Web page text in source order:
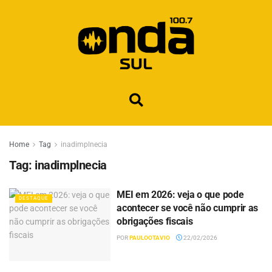
Home Tag inadimplnecia
Tag: inadimplnecia
DESTAQUE
MEI em 2026: veja o que pode
acontecer se você não cumprir as
obrigações fiscais
PORPAULOOTAVIO 22/02/2026